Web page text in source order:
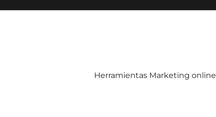
Herramientas Marketing online